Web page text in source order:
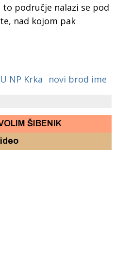
područje nalazi se pod
nad kojom pak
NP Krka novi brod ime
ŠIBENIK